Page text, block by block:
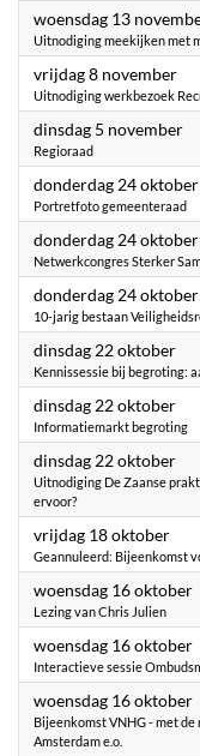
woensdag 13
Uitnodiging meekijken met
vrijdag 8 november
Uitnodiging werkbezoek
dinsdag 5 november
Regioraad
donderdag 24 oktober
Portretfoto gemeenteraad
donderdag 24 oktober
Netwerkcongres Sterker
donderdag 24 oktober
10-jarig bestaan
dinsdag 22 oktober
Kennissessie bij begroting:
dinsdag 22 oktober
Informatiemarkt begroting
dinsdag 22 oktober
Uitnodiging De Zaanse
ervoor?
vrijdag 18 oktober2024
Geannuleerd: Bijeenkomst
woensdag 16 oktober
Lezing van Chris Julien
woensdag 16 oktober
Interactieve sessie
woensdag 16 oktober
Bijeenkomst VNHG - met
Amsterdam e.o.